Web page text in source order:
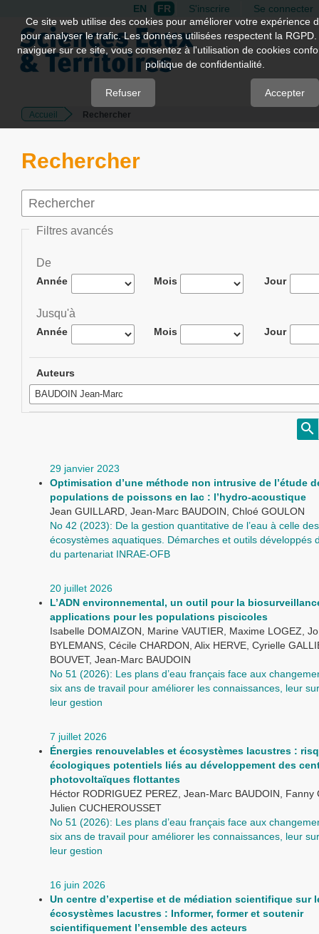
Quick
jump
page
Main
Content
EN FR S'inscrire Se connecter
Accueil Rechercher
Rechercher
Filtres avancés
De
Année Mois Jour
Jusqu'à
Année Mois Jour
Auteurs
29 janvier 2023
Optimisation d’une méthode non intrusive de l’étude
populations de poissons en lac : l’hydro-acoustique
Jean GUILLARD, Jean-Marc BAUDOIN, Chloé GOULON
No 42 (2023): De la gestion quantitative de l’eau à celle des
écosystèmes aquatiques. Démarches et outils développés
du partenariat INRAE-OFB
20 juillet 2026
L’ADN environnemental, un outil pour la
applications pour les populations piscicoles
Isabelle DOMAIZON, Marine VAUTIER, Maxime LOGEZ,
BYLEMANS, Cécile CHARDON, Alix HERVE, Cyrielle
BOUVET, Jean-Marc BAUDOIN
No 51 (2026): Les plans d’eau français face aux
six ans de travail pour améliorer les connaissances, leur
leur gestion
7 juillet 2026
Énergies renouvelables et écosystèmes lacustres :
écologiques potentiels liés au développement des
photovoltaïques flottantes
Héctor RODRIGUEZ PEREZ, Jean-Marc BAUDOIN, Fanny
Julien CUCHEROUSSET
No 51 (2026): Les plans d’eau français face aux
six ans de travail pour améliorer les connaissances, leur
leur gestion
16 juin 2026
Un centre d’expertise et de médiation scientifique sur
écosystèmes lacustres : Informer, former et soutenir
scientifiquement l’ensemble des acteurs
Ce site web utilise des cookies pour améliorer votre expérience
pour analyser le trafic. Les données utilisées respectent la
naviguer sur ce site, vous consentez à l'utilisation de cookies
politique de confidentialité.
Refuser Accepter